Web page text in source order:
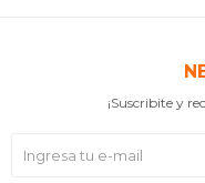
¡Suscribite y